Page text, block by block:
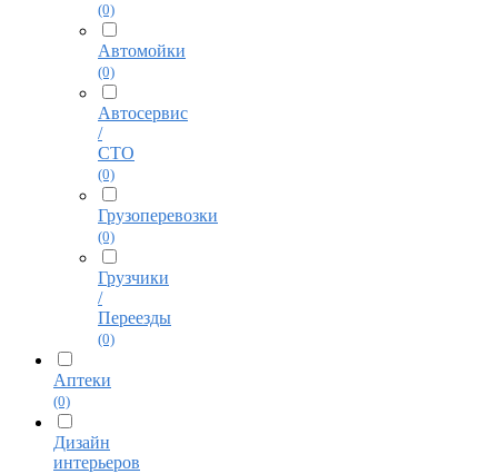
(0)
Автомойки
(0)
Автосервис
/
СТО
(0)
Грузоперевозки
(0)
Грузчики
/
Переезды
(0)
Аптеки
(0)
Дизайн
интерьеров